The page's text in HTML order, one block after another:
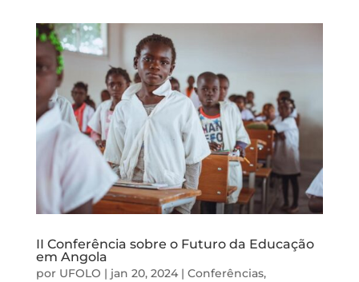
II Conferência sobre o Futuro da Educação
em Angola
por UFOLO | jan 20, 2024| Conferências,